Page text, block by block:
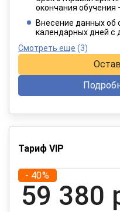
При оплате в
окончания обучения
Внесение данных
календарных дней
Смотреть еще (3)
Тариф VIP
- 40%
59 380